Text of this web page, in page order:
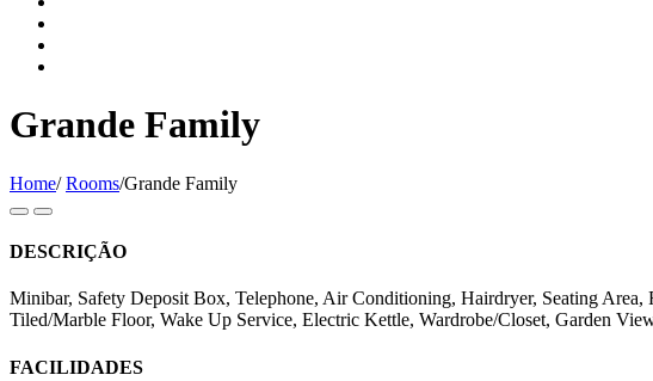
Grande Family
Home/ Rooms/Grande Family
DESCRIÇÃO
Minibar, Safety Deposit Box, Telephone, Air Conditioning, Hairdryer, Seating
Tiled/Marble Floor, Wake Up Service, Electric Kettle, Wardrobe/Closet, Garden
FACILIDADES